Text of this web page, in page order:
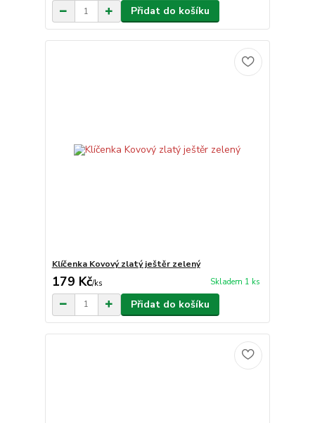
Přidat do košíku
Klíčenka Kovový zlatý ještěr zelený
179 Kč/ks Skladem 1 ks
Přidat do košíku